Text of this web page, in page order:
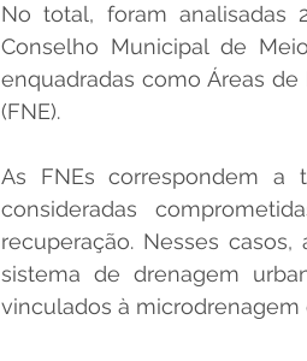
No total, foram analisadas
Conselho Municipal de
enquadradas como Áreas de
(FNE).
As FNEs correspondem a
consideradas
recuperação. Nesses
sistema de drenagem
vinculados à microdrenagem